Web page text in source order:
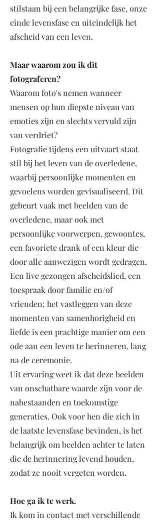
stilstaan bij een belangrijke fase, onze
einde levensfase en uiteindelijk het
afscheid van een leven.
Maar waarom zou ik dit
fotograferen?
Waarom foto's nemen wanneer
mensen op hun diepste niveau van
emoties zijn en slechts vervuld zijn
van verdriet?
Fotografie tijdens een uitvaart staat
stil bij het leven van de overledene,
waarbij persoonlijke momenten en
gevoelens worden gevisualiseerd. Dit
gebeurt vaak met beelden van de
overledene, maar ook met
persoonlijke voorwerpen, gewoontes,
een favoriete drank of een kleur die
door alle aanwezigen wordt gedragen.
Een live gezongen afscheidslied, een
toespraak door familie en/of
vrienden; het vastleggen van deze
momenten van samenhorigheid en
liefde is een prachtige manier om een
ode aan een leven te herinneren, lang
na de ceremonie.
Uit ervaring weet ik dat deze beelden
van onschatbare waarde zijn voor de
nabestaanden en toekomstige
generaties. Ook voor hen die zich in
de laatste levensfase bevinden, is het
belangrijk om beelden achter te laten
die de herinnering levend houden,
zodat ze nooit vergeten worden.
Hoe ga ik te werk.
Ik kom in contact met verschillende